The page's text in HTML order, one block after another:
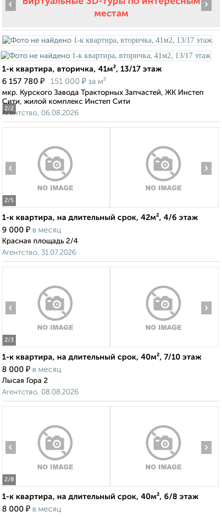
местам
2/2
‹ ›
1-к квартира, вторичка, 41м², 13/17 этаж
6 157 780 ₽ 151 000 ₽ за м²
мкр. Курского Завода Тракторных Запчастей, ЖК Инстеп
Сити, жилой комплекс Инстеп Сити
Агентство, 06.08.2026
2/5
‹ ›
1-к квартира, на длительный срок, 42м², 4/6 этаж
9 000 ₽ в месяц
Красная площадь 2/4
Агентство, 31.07.2026
2/3
‹ ›
1-к квартира, на длительный срок, 40м², 7/10 этаж
8 000 ₽ в месяц
Лысая Гора 2
Агентство, 08.08.2026
2/8
‹ ›
1-к квартира, на длительный срок, 40м², 6/8 этаж
8 000 ₽ в месяц